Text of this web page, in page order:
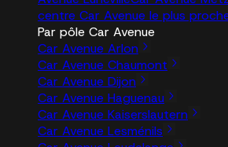
centre Car Avenue le plus
Par pôle Car Avenue
Car Avenue Arlon
Car Avenue Chaumont
Car Avenue Dijon
Car Avenue Haguenau
Car Avenue Kaiserslautern
Car Avenue Lesménils